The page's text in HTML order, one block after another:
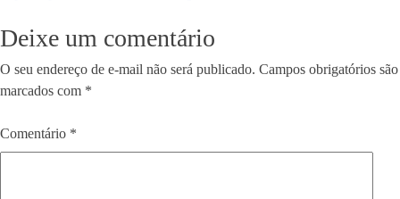
de
Post
Deixe um comentário
O seu endereço de e-mail não será publicado. Campos obrigatórios são
marcados com *
Comentário *